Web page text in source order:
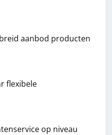
aanbod producten
flexibele
op niveau